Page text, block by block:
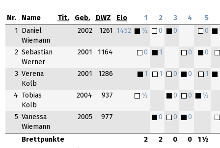
Nr. Name Tit. Geb. DWZ Elo 1 2 3 4 5
Brettpunkte 2 2 0 0
1½
1
Daniel
Wiemann
2002 1261 1452 ½ 0 0 0
2 Sebastian
Werner
2001 1164 0 1 0 0
3 Verena
Kolb
2001 1286 1 1 0 0 1
4
Tobias
Kolb
2004 937 ½ 0 0 ½
5 Vanessa
Wiemann
2005 977 0 0 0